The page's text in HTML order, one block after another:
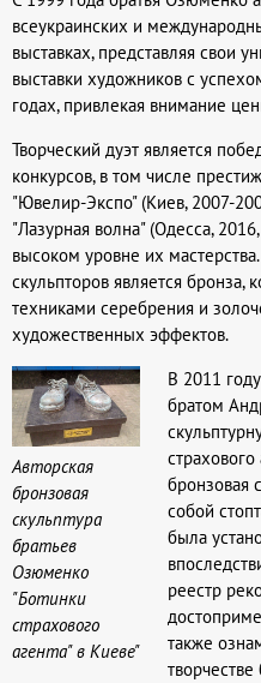
всеукраинских и
выставках, представляя свои
выставки художников с
годах, привлекая внимание
Творческий дуэт является
конкурсов, в том числе
"Ювелир-Экспо" (Киев, 2007-
"Лазурная волна" (Одесса,
высоком уровне их
скульпторов является бронза,
техниками серебрения и
художественных эффектов.
Авторская
бронзовая
скульптура
братьев
Озюменко
"Ботинки
страхового
агента" в Киеве"
В 2011
братом
бронзовая
собой
была
реестр
также